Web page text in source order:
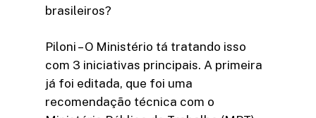
brasileiros?
Piloni – O Ministério tá tratando isso
com 3 iniciativas principais. A primeira
já foi editada, que foi uma
recomendação técnica com o